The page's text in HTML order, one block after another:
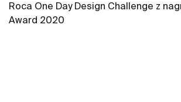
Roca One Day Design Challenge z
Award 2020